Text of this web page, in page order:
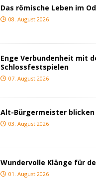
Das römische Leben im
08. August 2026
Enge Verbundenheit mit
Schlossfestspielen
07. August 2026
Alt-Bürgermeister
03. August 2026
Wundervolle Klänge für
01. August 2026